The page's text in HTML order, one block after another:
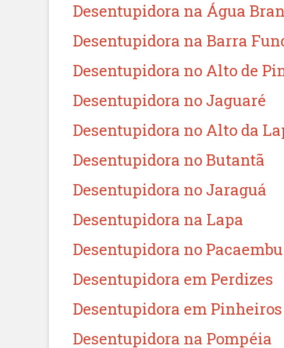
Desentupidora na Água
Desentupidora na Barra
Desentupidora no Alto de
Desentupidora no Jaguaré
Desentupidora no Alto da
Desentupidora no Butantã
Desentupidora no Jaraguá
Desentupidora na Lapa
Desentupidora no Pacaembu
Desentupidora em Perdizes
Desentupidora em Pinheiros
Desentupidora na Pompéia